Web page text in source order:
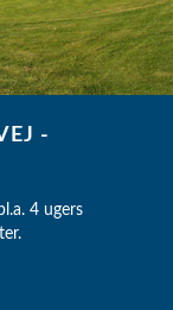
-
4 ugers